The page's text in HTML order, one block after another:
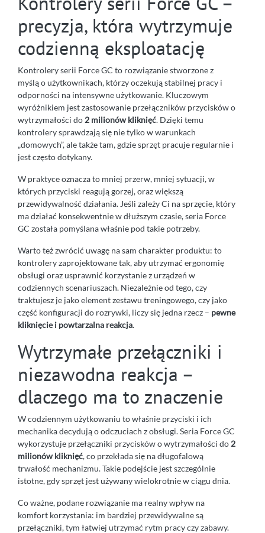
precyzja, która wytrzymuje
codzienną eksploatację
Kontrolery serii Force GC to rozwiązanie stworzone z
myślą o użytkownikach, którzy oczekują stabilnej pracy i
odporności na intensywne użytkowanie. Kluczowym
wyróżnikiem jest zastosowanie przełączników przycisków o
wytrzymałości do 2 milionów kliknięć. Dzięki temu
kontrolery sprawdzają się nie tylko w warunkach
„domowych”, ale także tam, gdzie sprzęt pracuje regularnie i
jest często dotykany.
W praktyce oznacza to mniej przerw, mniej sytuacji, w
których przyciski reagują gorzej, oraz większą
przewidywalność działania. Jeśli zależy Ci na sprzęcie, który
ma działać konsekwentnie w dłuższym czasie, seria Force
GC została pomyślana właśnie pod takie potrzeby.
Warto też zwrócić uwagę na sam charakter produktu: to
kontrolery zaprojektowane tak, aby utrzymać ergonomię
obsługi oraz usprawnić korzystanie z urządzeń w
codziennych scenariuszach. Niezależnie od tego, czy
traktujesz je jako element zestawu treningowego, czy jako
część konfiguracji do rozrywki, liczy się jedna rzecz – pewne
kliknięcie i powtarzalna reakcja.
Wytrzymałe przełączniki i
niezawodna reakcja –
dlaczego ma to znaczenie
W codziennym użytkowaniu to właśnie przyciski i ich
mechanika decydują o odczuciach z obsługi. Seria Force GC
wykorzystuje przełączniki przycisków o wytrzymałości do 2
milionów kliknięć, co przekłada się na długofalową
trwałość mechanizmu. Takie podejście jest szczególnie
istotne, gdy sprzęt jest używany wielokrotnie w ciągu dnia.
Co ważne, podane rozwiązanie ma realny wpływ na
komfort korzystania: im bardziej przewidywalne są
przełączniki, tym łatwiej utrzymać rytm pracy czy zabawy.